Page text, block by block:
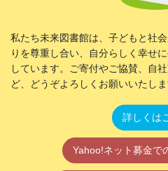
私たち未来図書館は、子どもと社
りを尊重し合い、自分らしく幸せ
しています。ご寄付やご協賛、自
ど、どうぞよろしくお願いいたしま
詳しくは
Yahoo!ネット募金で